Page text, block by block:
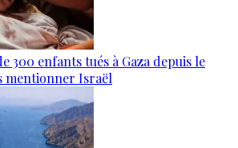
300 enfants tués à Gaza depuis le
mentionner Israël